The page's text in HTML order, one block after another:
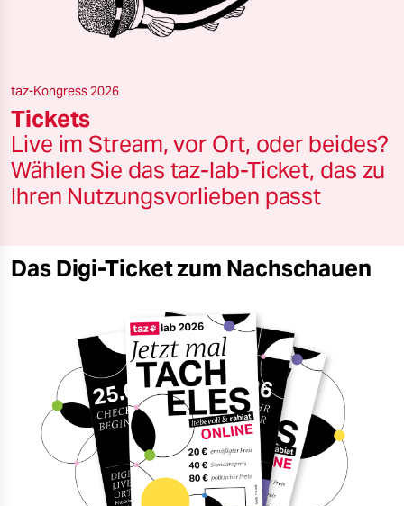
nord
wahrheit
verlag
veranstaltungen
unterstützen
genossenschaft
epaper login
taz-Kongress 2026
Tickets
Live im Stream, vor Ort, oder beides?
Wählen Sie das taz-lab-Ticket, das zu
Ihren Nutzungsvorlieben passt
Das Digi-Ticket zum Nachschauen